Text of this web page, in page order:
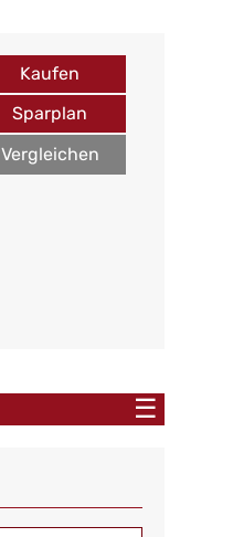
Kaufen
Sparplan
Vergleichen
☰